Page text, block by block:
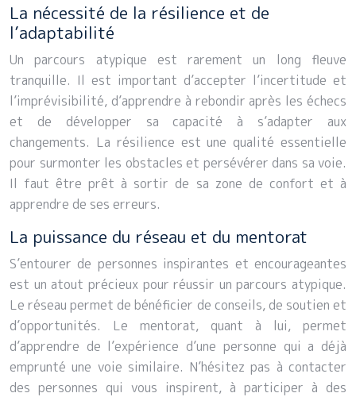
La nécessité de la résilience et de
l’adaptabilité
Un parcours atypique est rarement un long fleuve
tranquille. Il est important d’accepter l’incertitude et
l’imprévisibilité, d’apprendre à rebondir après les échecs
et de développer sa capacité à s’adapter aux
changements. La résilience est une qualité essentielle
pour surmonter les obstacles et persévérer dans sa voie.
Il faut être prêt à sortir de sa zone de confort et à
apprendre de ses erreurs.
La puissance du réseau et du mentorat
S’entourer de personnes inspirantes et encourageantes
est un atout précieux pour réussir un parcours atypique.
Le réseau permet de bénéficier de conseils, de soutien et
d’opportunités. Le mentorat, quant à lui, permet
d’apprendre de l’expérience d’une personne qui a déjà
emprunté une voie similaire. N’hésitez pas à contacter
des personnes qui vous inspirent, à participer à des